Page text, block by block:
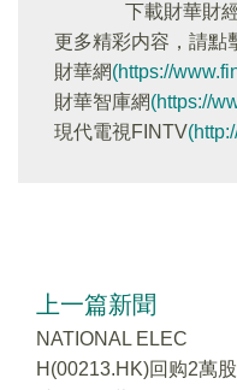
下載財華財
更多精彩内容，請點
財華網(https://
財華智庫網(https://
現代電視FINTV
上一篇新聞
NATIONAL ELEC
H(00213.HK)回购2萬股